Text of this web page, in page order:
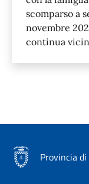
scomparso a
novembre
continua
Provincia